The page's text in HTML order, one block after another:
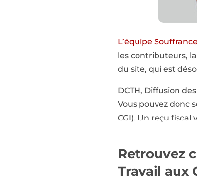
L’équipe
les contributeurs,
du site, qui est
DCTH, Diffusion
Vous pouvez donc
CGI). Un reçu fiscal
Retrouvez
Travail aux